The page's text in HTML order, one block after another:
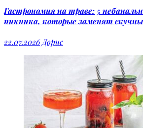
Гастрономия на траве: 5
пикника, которые заменят
22.07.2026Дорис